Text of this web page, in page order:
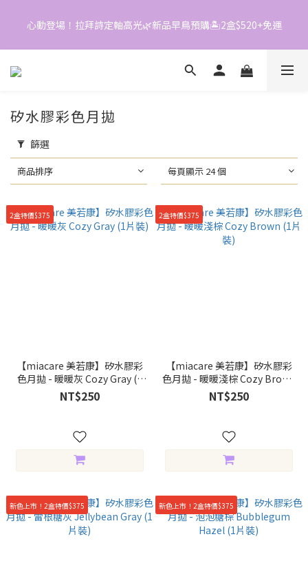
📱加入官方LINE｜領$50折價券
5
3
0
14
2
1
心動登場！拉拜詩定軸高光🌿新品早鳥預購🏝️2盒$520+免運
📱加入官方LINE｜領$50折價券
矽水膠彩色月拋
篩選
商品排序 每頁顯示 24 個
2盒特價$375
【miacare 美若康】矽水膠彩
色月拋 - 暖暖灰 Cozy Gray (1
片裝)
NT$250
2盒特價$375
【miacare 美若康】矽水膠彩
色月拋 - 暖暖淺棕 Cozy Brown
(1片裝)
NT$250
新色上市！2盒特價$375 新色上市！2盒特價$375